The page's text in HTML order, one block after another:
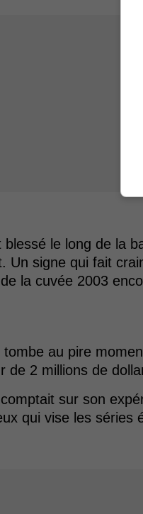
blessé le long de la
Un signe qui fait
la cuvée 2003
tombe au pire
de 2 millions de
sur son
qui vise les séries